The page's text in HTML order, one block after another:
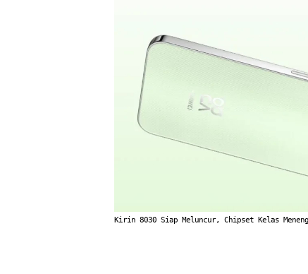
Kirin 8030 Siap Meluncur, Chipset Kelas